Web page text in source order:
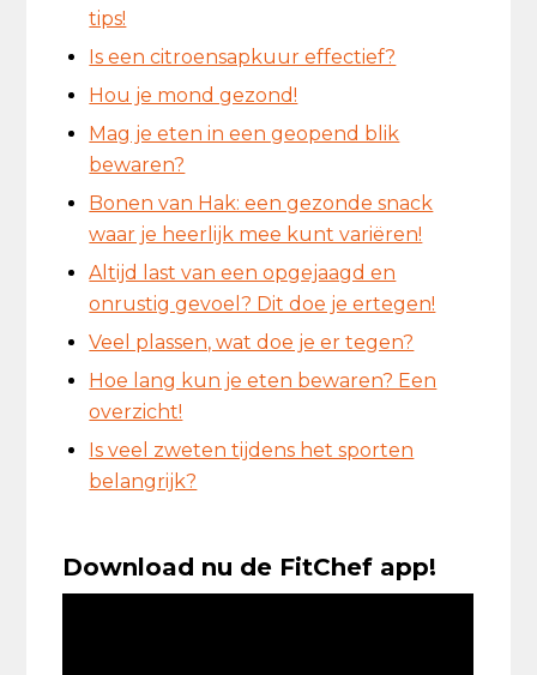
tips!
Is een citroensapkuur effectief?
Hou je mond gezond!
Mag je eten in een geopend blik
bewaren?
Bonen van Hak: een gezonde snack
waar je heerlijk mee kunt variëren!
Altijd last van een opgejaagd en
onrustig gevoel? Dit doe je ertegen!
Veel plassen, wat doe je er tegen?
Hoe lang kun je eten bewaren? Een
overzicht!
Is veel zweten tijdens het sporten
belangrijk?
Download nu de FitChef app!